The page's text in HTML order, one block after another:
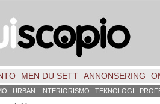
MEN DU SETT ANNONSERING
URBAN INTERIORISMO TEKNOLOGI